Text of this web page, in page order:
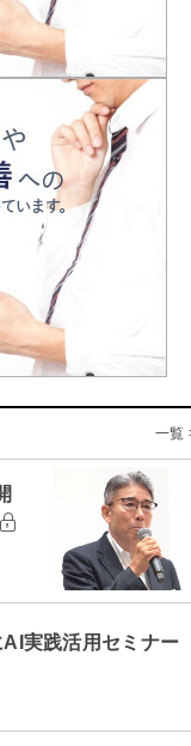
一覧
実践活用セミナー